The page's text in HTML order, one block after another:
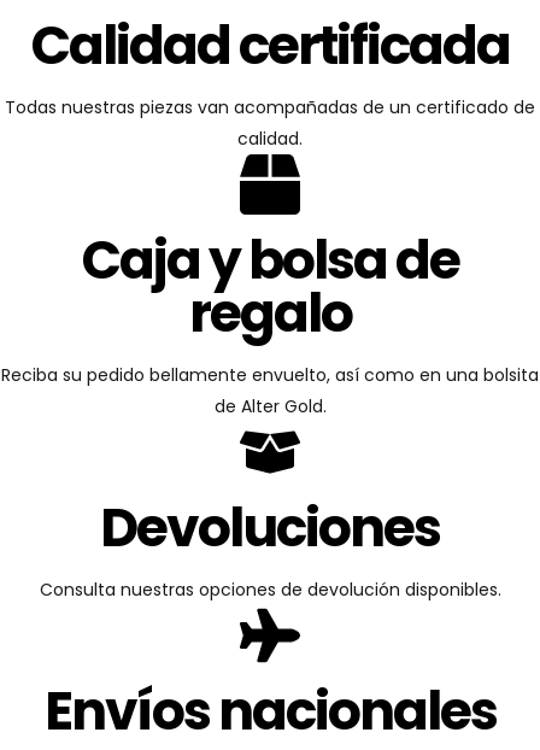
Calidad certificada
Todas nuestras piezas van acompañadas de un certificado de
calidad.
Caja y bolsa de
regalo
Reciba su pedido bellamente envuelto, así como en una bolsita
de Alter Gold.
Devoluciones
Consulta nuestras opciones de devolución disponibles.
Envíos nacionales